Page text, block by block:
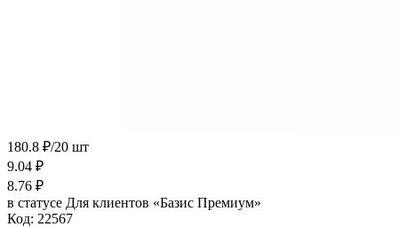
180.8 ₽/20 шт
9.04 ₽
8.76 ₽
в статусе Для клиентов «Базис Премиум»
Код: 22567